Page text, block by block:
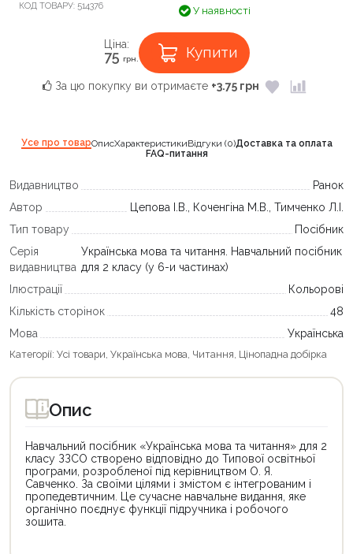
КОД ТОВАРУ: 514376 У наявності
Ціна:
75 грн. Купити
За цю покупку ви отримаєте +3.75 грн
Усе про товарОписХарактеристикиВідгуки (0)Доставка та оплата
FAQ-питання
Видавництво
Ранок
Автор
Цепова І.В., Коченгіна М.В., Тимченко Л.І.
Тип товару
Посібник
Серія
видавництва
Українська мова та читання. Навчальний посібник
для 2 класу (у 6-и частинах)
Ілюстрації
Кольорові
Кількість сторінок
48
Мова
Українська
Категорії: Усі товари Українська мова Читання Цінопадна добірка
Опис
Навчальний посібник «Українська мова та читання» для 2
класу ЗЗСО створено відповідно до Типової освітньої
програми, розробленої під керівництвом О. Я.
Савченко. За своїми цілями і змістом є інтегрованим і
пропедевтичним. Це сучасне навчальне видання, яке
органічно поєднує функції підручника і робочого
зошита.